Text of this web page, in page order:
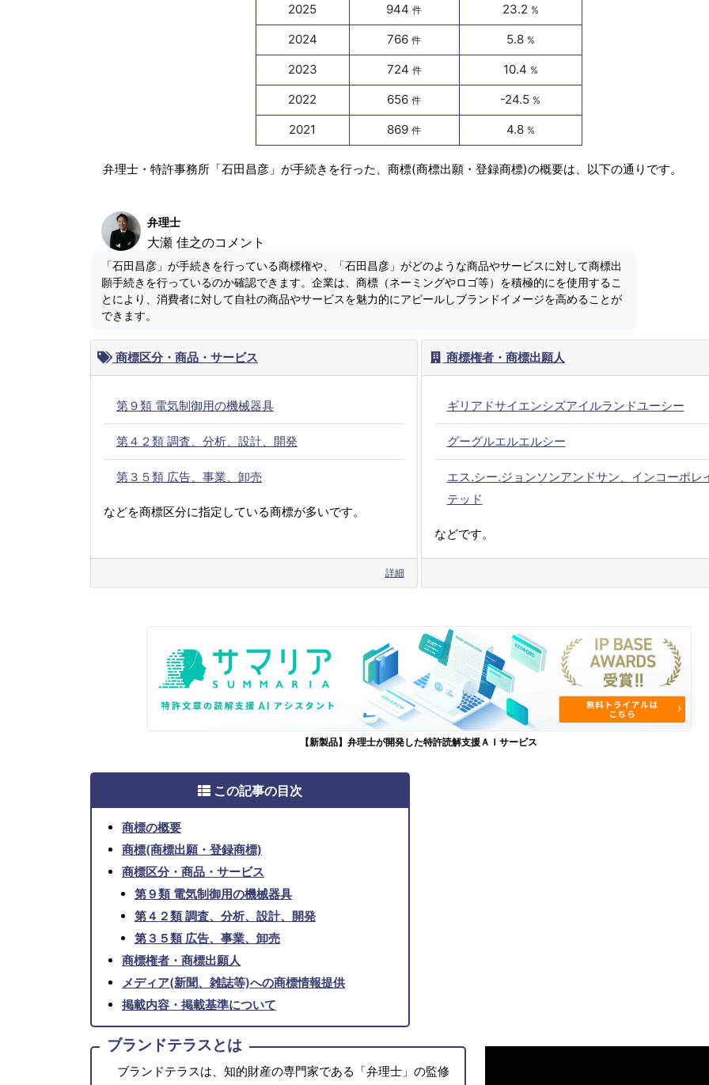
2025
944件 23.2 %
2024 766件 5.8 %
2023 724 件 10.4 %
2022 656件 -24.5 %
2021 869件 4.8 %
弁理士・特許事務所「石田昌彦」が手続きを行った、商標(商標出願・登録商標)の概要は、以下の通りです。
弁理士
大瀬 佳之のコメント
「石田昌彦」が手続きを行っている商標権や、「石田昌彦」がどのような商品やサービスに対して商標出
願手続きを行っているのか確認できます。企業は、商標（ネーミングやロゴ等）を積極的にを使用するこ
とにより、消費者に対して自社の商品やサービスを魅力的にアピールしブランドイメージを高めることが
できます。
商標区分・商品・サービス
第９類 電気制御用の機械器具
第４２類 調査、分析、設計、開発
第３５類 広告、事業、卸売
などを商標区分に指定している商標が多いです。
詳細
商標権者・商標出願人
ギリアドサイエンシズアイルランドユーシー
グーグルエルエルシー
エス.シー.ジョンソンアンドサン、インコーポレ
テッド
などです。
【新製品】弁理士が開発した特許読解支援ＡＩサービス
この記事の目次
商標の概要
商標(商標出願・登録商標)
商標区分・商品・サービス
第９類 電気制御用の機械器具
第４２類 調査、分析、設計、開発
第３５類 広告、事業、卸売
商標権者・商標出願人
メディア(新聞、雑誌等)への商標情報提供
掲載内容・掲載基準について
ブランドテラスとは
ブランドテラスは、知的財産の専門家である「弁理士」の監修